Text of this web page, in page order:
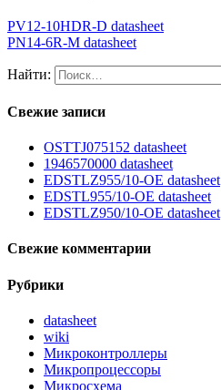
PV12-10HDR-D datasheet
PN14-6R-M datasheet
Найти:
Свежие записи
OSTTJ075152 datasheet
1946570000 datasheet
EDSTLZ955/10-OE datasheet
EDSTL955/10-OE datasheet
EDSTLZ950/10-OE datasheet
Свежие комментарии
Рубрики
datasheet
wiki
Микроконтроллеры
Микропроцессоры
Микросхема